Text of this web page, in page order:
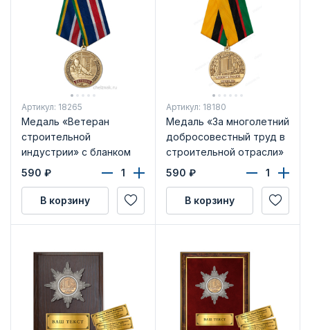
Артикул: 18265
Медаль «Ветеран
строительной
индустрии» с бланком
удостоверения
590 ₽
В корзину
Артикул: 18180
Медаль «За многолетний
добросовестный труд в
строительной отрасли»
с бланком
590 ₽
В корзину